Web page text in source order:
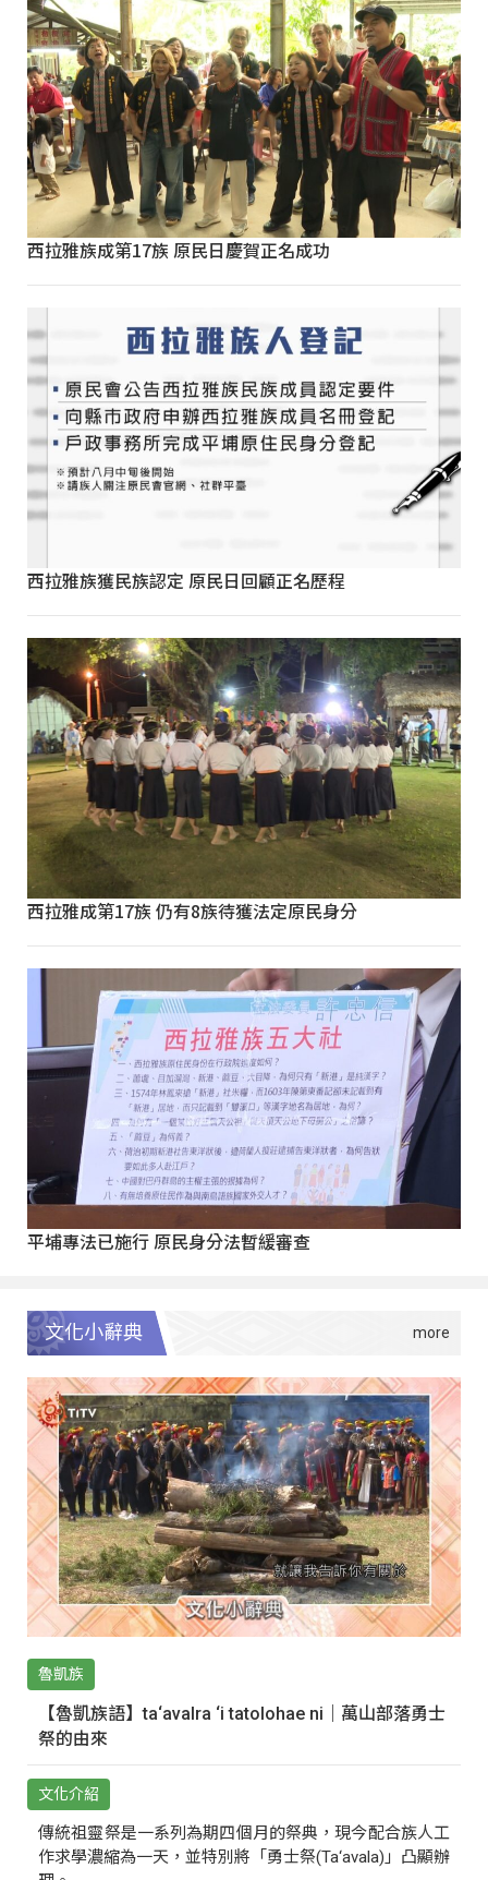
西拉雅族成第17族 原民日慶賀正名成功
西拉雅族獲民族認定 原民日回顧正名歷程
西拉雅成第17族 仍有8族待獲法定原民身分
平埔專法已施行 原民身分法暫緩審查
文化小辭典
魯凱族
【魯凱族語】ta‘avalra ‘i tatolohae ni｜萬山部落勇士
祭的由來
文化介紹
傳統祖靈祭是一系列為期四個月的祭典，現今配合族人工
作求學濃縮為一天，並特別將「勇士祭(Ta‘avala)」凸顯辦